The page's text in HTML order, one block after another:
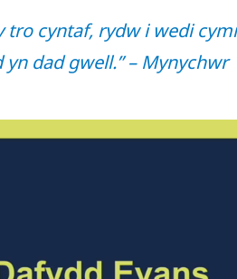
tro cyntaf, rydw i wedi
yn dad gwell.” – Mynychwr